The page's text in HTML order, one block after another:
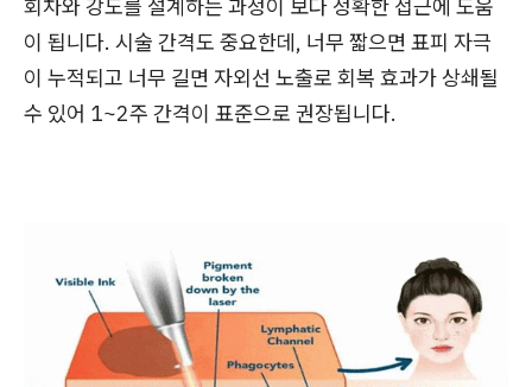
회차와 강도를 설계하는 과정이 보다 정확한 접근에 도움
이 됩니다. 시술 간격도 중요한데, 너무 짧으면 표피 자극
이 누적되고 너무 길면 자외선 노출로 회복 효과가 상쇄될
수 있어 1~2주 간격이 표준으로 권장됩니다.